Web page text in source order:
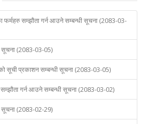
फर्महरु सम्झौता गर्न आउने सम्बन्धी सूचना (2083-03-
सूचना (2083-03-05)
सूची प्रकाशन सम्बन्धी सूचना (2083-03-05)
सम्झौता गर्न आउने सम्बन्धी सूचना (2083-03-02)
सूचना (2083-02-29)